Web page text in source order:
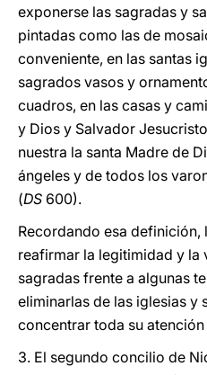
exponerse las sagradas y
pintadas como las de
conveniente, en las santas
sagrados vasos y
cuadros, en las casas y
y Dios y Salvador
nuestra la santa Madre de
ángeles y de todos los
(DS 600).
Recordando esa definición,
reafirmar la legitimidad y la
sagradas frente a algunas
eliminarlas de las iglesias y
concentrar toda su
3. El segundo concilio de